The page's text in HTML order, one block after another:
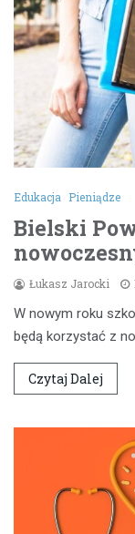
Edukacja Pieniądze
Bielski
Łukasz Jarocki
W nowym roku
będą korzystać z
Czytaj Dalej